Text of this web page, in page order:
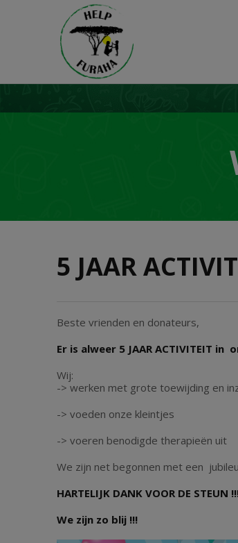
5 JAAR
Beste vrienden en donateurs,
Er is alweer 5 JAAR ACTIVITEIT
Wij:
-> werken met grote toewijding en
-> voeden onze kleintjes
-> voeren benodigde therapieën uit
We zijn net begonnen met een
HARTELIJK DANK VOOR DE STEUN
We zijn zo blij !!!